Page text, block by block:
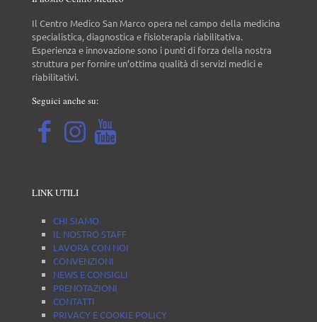
Il Centro Medico San Marco opera nel campo della medicina
specialistica, diagnostica e fisioterapia riabilitativa.
Esperienza e innovazione sono i punti di forza della nostra
struttura per fornire un’ottima qualità di servizi medici e
riabilitativi.
Seguici anche su:
LINK UTILI
CHI SIAMO
IL NOSTRO STAFF
LAVORA CON NOI
CONVENZIONI
NEWS E CONSIGLI
PRENOTAZIONI
CONTATTI
PRIVACY E COOKIE POLICY